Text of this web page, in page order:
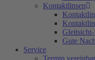
Kontaktlinsen
Gute
Service
Termin